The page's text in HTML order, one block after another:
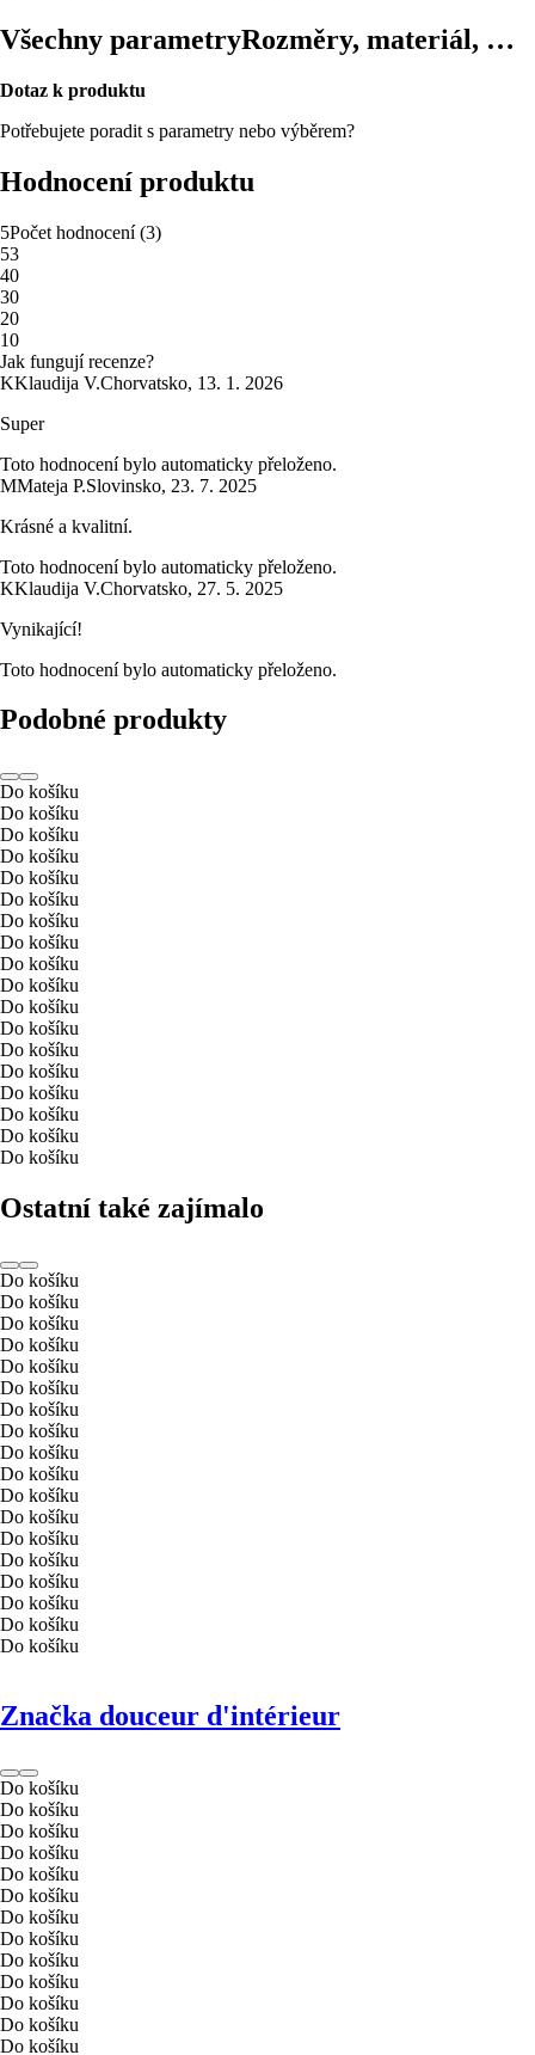
Všechny parametryRozměry, materiál, …
Dotaz k produktu
Potřebujete poradit s parametry nebo výběrem?
Hodnocení produktu
5Počet hodnocení(3)
53
40
30
20
10
Jak fungují recenze?
KKlaudija V.Chorvatsko, 13. 1. 2026
Super
Toto hodnocení bylo automaticky přeloženo.
MMateja P.Slovinsko, 23. 7. 2025
Krásné a kvalitní.
Toto hodnocení bylo automaticky přeloženo.
KKlaudija V.Chorvatsko, 27. 5. 2025
Vynikající!
Toto hodnocení bylo automaticky přeloženo.
Podobné produkty
Do košíku
Do košíku
Do košíku
Do košíku
Do košíku
Do košíku
Do košíku
Do košíku
Do košíku
Do košíku
Do košíku
Do košíku
Do košíku
Do košíku
Do košíku
Do košíku
Do košíku
Do košíku
Ostatní také zajímalo
Do košíku
Do košíku
Do košíku
Do košíku
Do košíku
Do košíku
Do košíku
Do košíku
Do košíku
Do košíku
Do košíku
Do košíku
Do košíku
Do košíku
Do košíku
Do košíku
Do košíku
Do košíku
Značka douceur d'intérieur
Do košíku
Do košíku
Do košíku
Do košíku
Do košíku
Do košíku
Do košíku
Do košíku
Do košíku
Do košíku
Do košíku
Do košíku
Do košíku